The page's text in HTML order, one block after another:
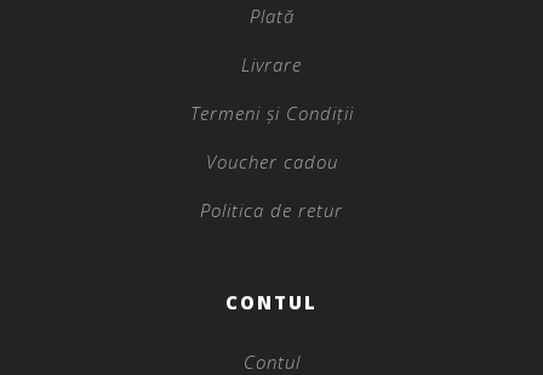
Plată
Livrare
Termeni și Condiții
Voucher cadou
Politica de retur
CONTUL
Contul